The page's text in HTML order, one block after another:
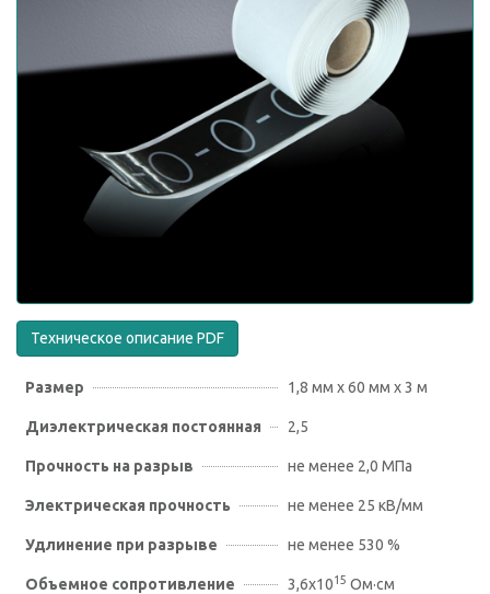
Техническое описание PDF
Размер 1,8 мм х 60 мм х 3 м
Диэлектрическая постоянная 2,5
Прочность на разрыв не менее 2,0 МПа
Электрическая прочность не менее 25 кВ/мм
Удлинение при разрыве не менее 530 %
Объемное сопротивление 3,6х1015 Ом·см